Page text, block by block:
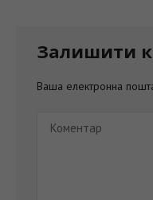
Залишити
Ваша електронна